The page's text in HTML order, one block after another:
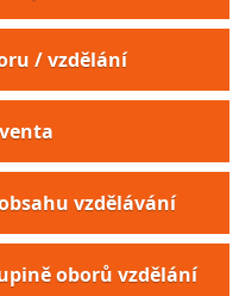
/ vzdělání
vzdělávání
oborů vzdělání